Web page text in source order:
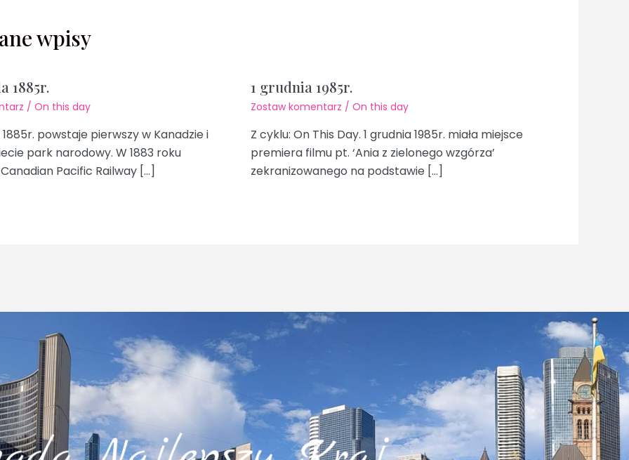
wpisy
1885r.
/ On this day
powstaje pierwszy w Kanadzie i
park narodowy. W 1883 roku
Pacific Railway […]
1 grudnia 1985r.
Zostaw komentarz / On this day
Z cyklu: On This Day. 1 grudnia 1985r. miała miejsce
premiera filmu pt. ‘Ania z zielonego wzgórza’
zekranizowanego na podstawie […]